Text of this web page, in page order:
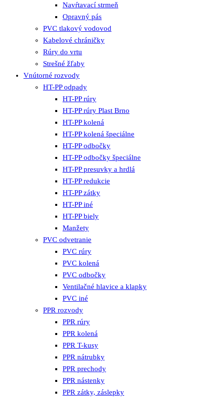
Navŕtavací strmeň
Opravný pás
PVC tlakový vodovod
Kabelové chráničky
Rúry do vrtu
Strešné žľaby
Vnútorné rozvody
HT-PP odpady
HT-PP rúry
HT-PP rúry Plast Brno
HT-PP kolená
HT-PP kolená špeciálne
HT-PP odbočky
HT-PP odbočky špeciálne
HT-PP presuvky a hrdlá
HT-PP redukcie
HT-PP zátky
HT-PP iné
HT-PP biely
Manžety
PVC odvetranie
PVC rúry
PVC kolená
PVC odbočky
Ventilačné hlavice a klapky
PVC iné
PPR rozvody
PPR rúry
PPR kolená
PPR T-kusy
PPR nátrubky
PPR prechody
PPR nástenky
PPR zátky, záslepky